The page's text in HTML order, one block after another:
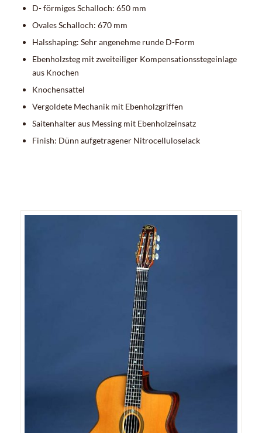
D- förmiges Schalloch: 650 mm
Ovales Schalloch: 670 mm
Halsshaping: Sehr angenehme runde D-Form
Ebenholzsteg mit zweiteiliger Kompensationsstegeinlage
aus Knochen
Knochensattel
Vergoldete Mechanik mit Ebenholzgriffen
Saitenhalter aus Messing mit Ebenholzeinsatz
Finish: Dünn aufgetragener Nitrocelluloselack